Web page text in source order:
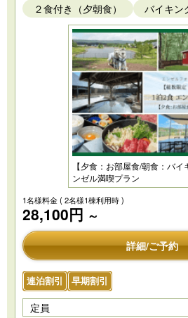
２食付き（夕朝食） バイキン
【夕食：お部屋食/朝食：バ
ンゼル満喫プラン
1名様料金( 2名様1棟利用時 )
28,100円 ～
詳細/ご予約
連泊割引 早期割引
定員